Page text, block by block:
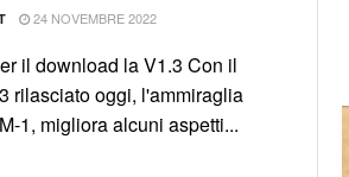
24 NOVEMBRE 2022
il download la V1.3 Con il
rilasciato oggi, l'ammiraglia
1, migliora alcuni aspetti...